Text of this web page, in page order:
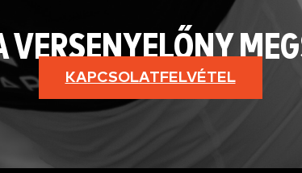
VERSENYELŐNY
KAPCSOLATFELVÉTEL